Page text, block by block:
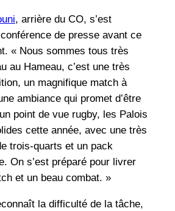
, arrière du CO, s’est
de presse avant ce
« Nous sommes tous très
au Hameau, c’est une très
un magnifique match à
ambiance qui promet d’être
point de vue rugby, les Palois
cette année, avec une très
trois-quarts et un pack
On s’est préparé pour livrer
et un beau combat. »
la difficulté de la tâche,